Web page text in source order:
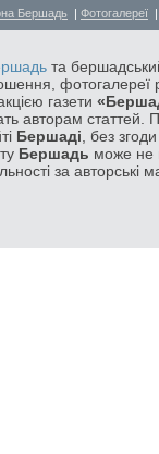
Бершадь | Фотогалереї
та
фотогалереї
газети
авторам статтей.
Бершаді , без
Бершадь може не
за авторські